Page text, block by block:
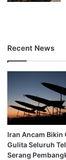
Recent News
Iran Ancam Bikin
Gulita Seluruh
Serang